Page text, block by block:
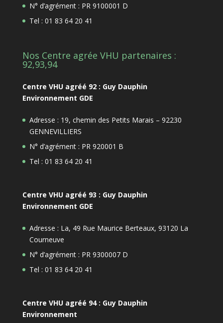
N° d’agrément : PR 9100001 D
Tel : 01 83 64 20 41
Nos Centre agrée VHU partenaires :
92,93,94
Centre VHU agréé 92 : Guy Dauphin
Environnement GDE
Adresse : 19, chemin des Petits Marais – 92230
GENNEVILLIERS
N° d’agrément : PR 920001 B
Tel : 01 83 64 20 41
Centre VHU agréé 93 : Guy Dauphin
Environnement GDE
Adresse : La, 49 Rue Maurice Berteaux, 93120 La
Courneuve
N° d’agrément : PR 9300007 D
Tel : 01 83 64 20 41
Centre VHU agréé 94 : Guy Dauphin
Environnement